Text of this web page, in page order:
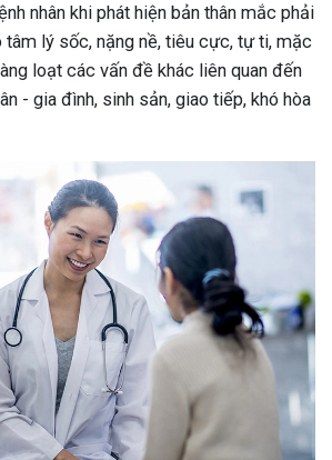
nhân khi phát hiện bản thân mắc phải
tâm lý sốc, nặng nề, tiêu cực, tự ti, mặc
loạt các vấn đề khác liên quan đến
- gia đình, sinh sản, giao tiếp, khó hòa